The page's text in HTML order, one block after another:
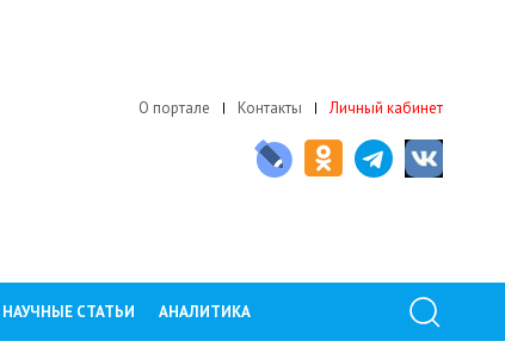
О портале Контакты Личный кабинет
НАУЧНЫЕ СТАТЬИ АНАЛИТИКА